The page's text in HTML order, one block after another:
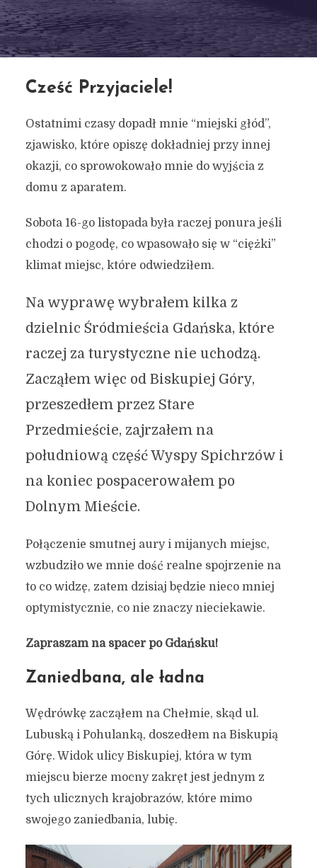
Cześć Przyjaciele!
Ostatnimi czasy dopadł mnie “miejski głód”,
zjawisko, które opiszę dokładniej przy innej
okazji, co sprowokowało mnie do wyjścia z
domu z aparatem.
Sobota 16-go listopada była raczej ponura jeśli
chodzi o pogodę, co wpasowało się w “ciężki”
klimat miejsc, które odwiedziłem.
Na wyprawę wybrałem kilka z
dzielnic Śródmieścia Gdańska, które
raczej za turystyczne nie uchodzą.
Zacząłem więc od Biskupiej Góry,
przeszedłem przez Stare
Przedmieście, zajrzałem na
południową część Wyspy Spichrzów i
na koniec pospacerowałem po
Dolnym Mieście.
Połączenie smutnej aury i mijanych miejsc,
wzbudziło we mnie dość realne spojrzenie na
to co widzę, zatem dzisiaj będzie nieco mniej
optymistycznie, co nie znaczy nieciekawie.
Zapraszam na spacer po Gdańsku!
Zaniedbana, ale ładna
Wędrówkę zacząłem na Chełmie, skąd ul.
Lubuską i Pohulanką, doszedłem na Biskupią
Górę. Widok ulicy Biskupiej, która w tym
miejscu bierze mocny zakręt jest jednym z
tych ulicznych krajobrazów, które mimo
swojego zaniedbania, lubię.